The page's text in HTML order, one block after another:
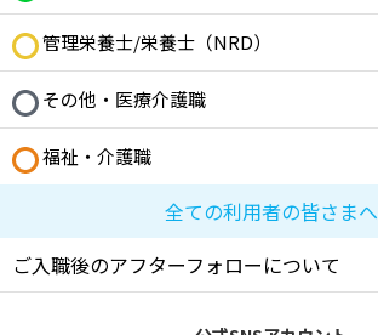
管理栄養士/栄養士（NRD）
その他・医療介護職
福祉・介護職
全ての利用者の皆さまへ
ご入職後のアフターフォローについて